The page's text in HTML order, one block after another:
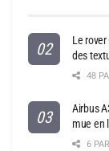
Le
des
48
Airbus
mue en
6